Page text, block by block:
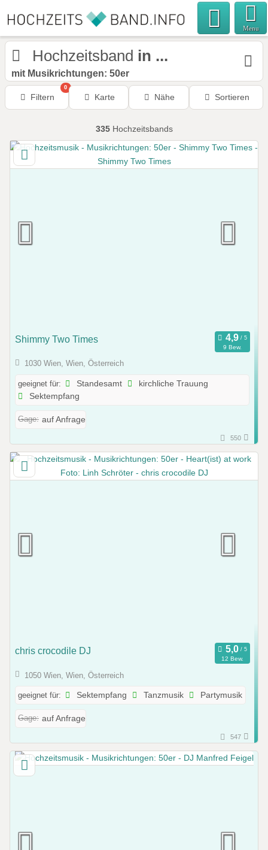
Menu
Hochzeitsband in ...
mit Musikrichtungen: 50er
Filtern
0
Karte Nähe Sortieren
335Hochzeitsbands
Shimmy Two Times
9 Bew.
1030 Wien, Wien, Österreich
geeignet für: Standesamt
kirchliche Trauung
Sektempfang
Gage: auf Anfrage
550
chris crocodile DJ
12 Bew.
1050 Wien, Wien, Österreich
geeignet für: Sektempfang Tanzmusik Partymusik
Gage: auf Anfrage
547